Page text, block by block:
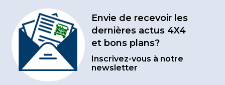
Envie de recevoir les
dernières actus 4X4
et bons plans?
Inscrivez-vous à notre
newsletter